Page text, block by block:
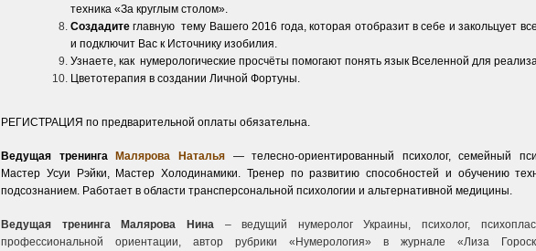
техника «За круглым столом».
Создадитеглавную тему Вашего 2016 года, которая отобразит в себе и закольцует
и подключит Вас к Источнику изобилия.
Узнаете, как нумерологические просчёты помогают понять язык Вселенной для
Цветотерапия в создании Личной Фортуны.
РЕГИСТРАЦИЯ по предварительной оплаты обязательна.
Ведущая тренинга Малярова Наталья —телесно-ориентированный психолог, семейный
Мастер Усуи Рэйки, Мастер Холодинамики. Тренер по развитию способностей и обучению
подсознанием. Работает в области трансперсональной психологии и альтернативной медицины.
Ведущая тренинга Малярова Нина– ведущий нумеролог Украины, психолог,
профессиональной ориентации, автор рубрики «Нумерология» в журнале «Лиза